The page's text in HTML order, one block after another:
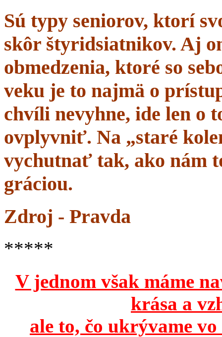
Sú typy seniorov, ktorí
skôr štyridsiatnikov. Aj
obmedzenia, ktoré so
veku je to najmä o
chvíli nevyhne, ide len o
ovplyvniť. Na „staré
vychutnať tak, ako nám
gráciou.
Zdroj - Pravda
*****
V jednom však máme
krása a
ale to, čo ukrývame